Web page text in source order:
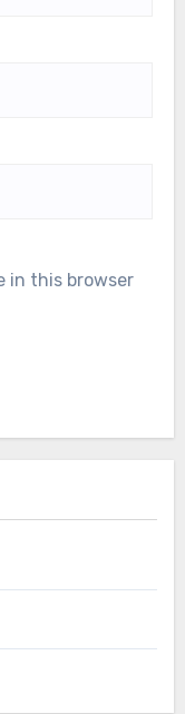
in this browser